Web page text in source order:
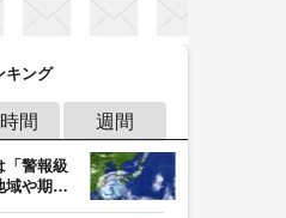
キング
間 週間
「警報級
域や期間